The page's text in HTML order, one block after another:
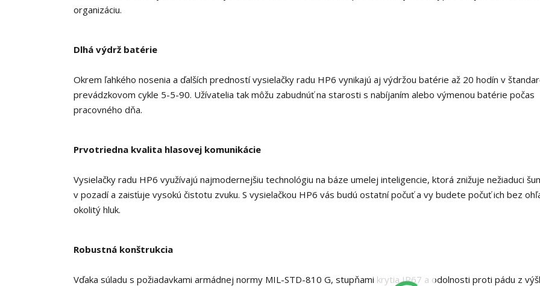
organizáciu.
Dlhá výdrž batérie
Okrem ľahkého nosenia a ďalších predností vysielačky radu HP6 vynikajú aj výdržou batérie až 20 hodín v
prevádzkovom cykle 5-5-90. Užívatelia tak môžu zabudnúť na starosti s nabíjaním alebo výmenou batérie počas
pracovného dňa.
Prvotriedna kvalita hlasovej komunikácie
Vysielačky radu HP6 využívajú najmodernejšiu technológiu na báze umelej inteligencie, ktorá znižuje nežiaduci
v pozadí a zaisťuje vysokú čistotu zvuku. S vysielačkou HP6 vás budú ostatní počuť a ​​vy budete počuť ich bez
okolitý hluk.
Robustná konštrukcia
Vďaka súladu s požiadavkami armádnej normy MIL-STD-810 G, stupňami krytia IP67 a odolnosti proti pádu z